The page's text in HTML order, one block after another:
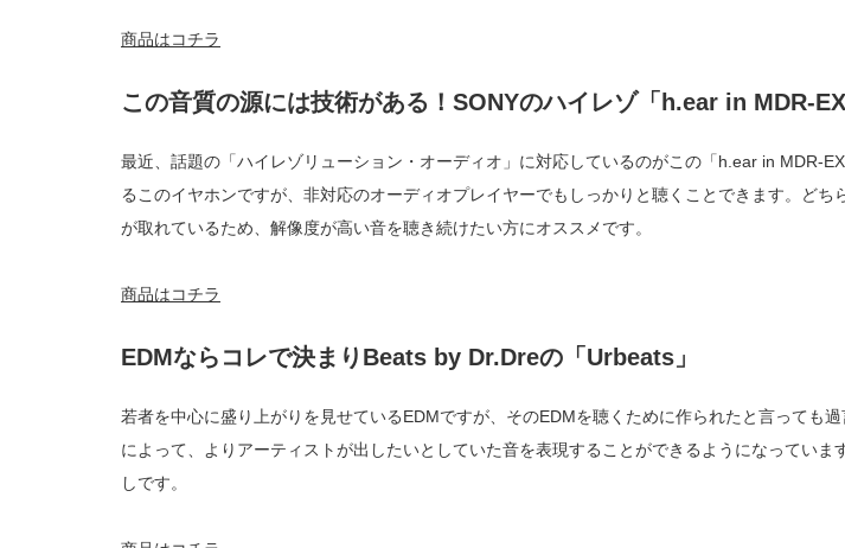
商品はコチラ
この音質の源には技術がある！SONYのハイレゾ「h.ear in MDR-
最近、話題の「ハイレゾリューション・オーディオ」に対応しているのがこの「h.ear in MDR-
るこのイヤホンですが、非対応のオーディオプレイヤーでもしっかりと聴くことできます。ど
が取れているため、解像度が高い音を聴き続けたい方にオススメです。
商品はコチラ
EDMならコレで決まりBeats by Dr.Dreの「Urbeats」
若者を中心に盛り上がりを見せているEDMですが、そのEDMを聴くために作られたと言っても
によって、よりアーティストが出したいとしていた音を表現することができるようになってい
しです。